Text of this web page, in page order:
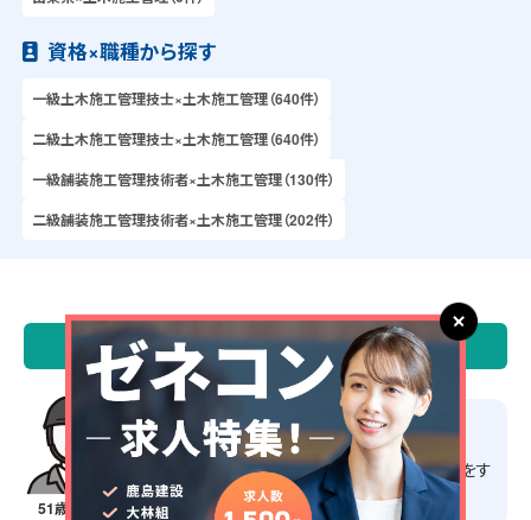
資格×職種から探す
一級土木施工管理技士×土木施工管理（640件）
二級土木施工管理技士×土木施工管理（640件）
一級舗装施工管理技術者×土木施工管理（130件）
二級舗装施工管理技術者×土木施工管理（202件）
\ 施工管理求人サーチ 転職成功者の声 /
51歳・男性
担当営業のサポートが良い
在籍証明書や源泉徴収票などの必要な書類をす
ぐ準備してくれるため、仕事に集中できます。